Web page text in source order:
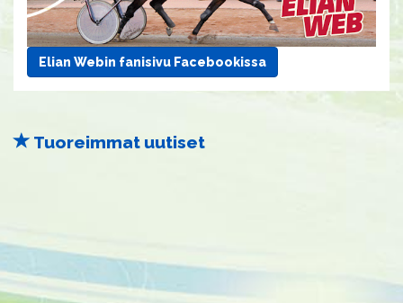
Elian Webin fanisivu Facebookissa
Tuoreimmat uutiset